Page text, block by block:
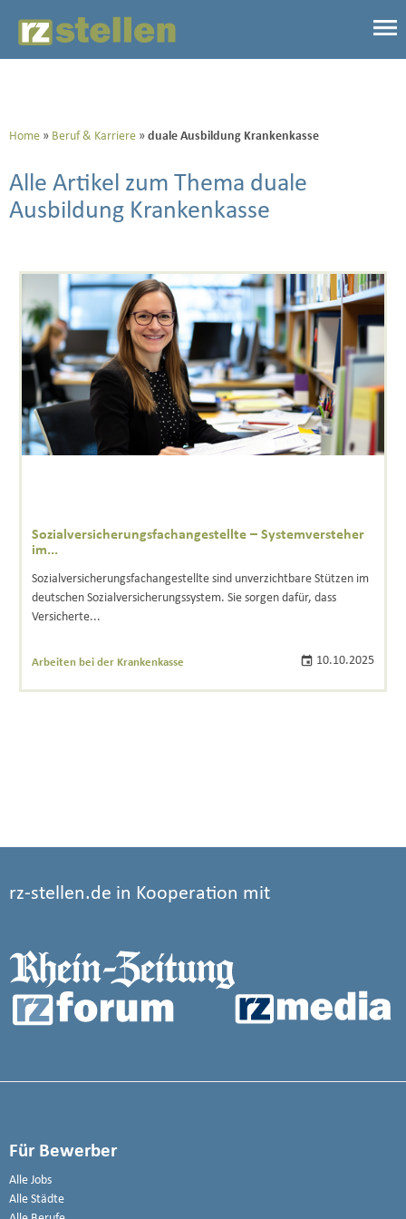
Home Beruf & Karriere duale Ausbildung Krankenkasse
Alle Artikel zum Thema duale
Ausbildung Krankenkasse
Sozialversicherungsfachangestellte – Systemversteher
im...
Sozialversicherungsfachangestellte sind unverzichtbare Stützen im
deutschen Sozialversicherungssystem. Sie sorgen dafür, dass
Versicherte...
Arbeiten bei der Krankenkasse 10.10.2025
rz-stellen.de in Kooperation mit
Für Bewerber
Alle Jobs
Alle Städte